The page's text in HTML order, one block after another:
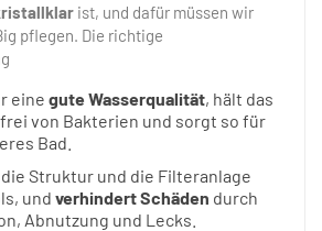
ist, und dafür müssen wir
pflegen. Die richtige
eine gute Wasserqualität, hält das
von Bakterien und sorgt so für
Bad.
Struktur und die Filteranlage
und verhindert Schäden durch
Abnutzung und Lecks.